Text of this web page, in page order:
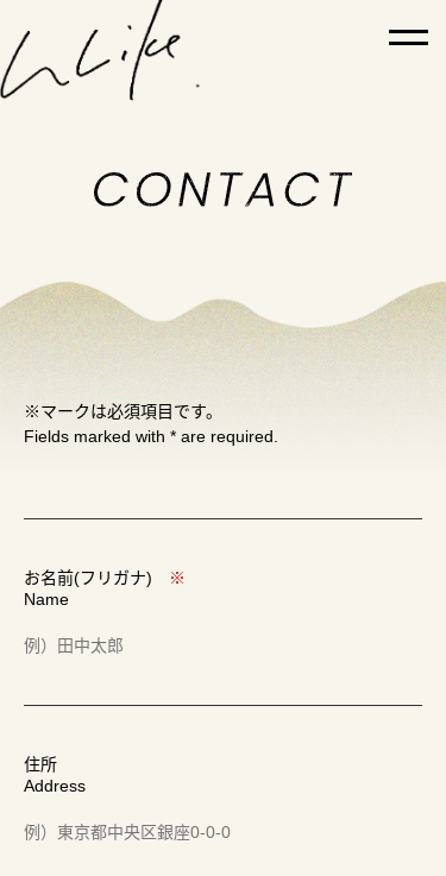
PICK UP WORKS
WORKS
NEWS
SHOP
CONTACT
特定商取引法に関する記載
運営会社
※マークは必須項目です。
Fields marked with * are required.
お名前(フリガナ)
※
Name
住所
Address